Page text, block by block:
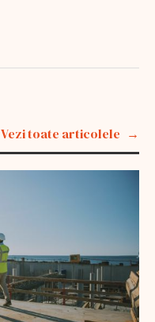
Vezi toate articolele